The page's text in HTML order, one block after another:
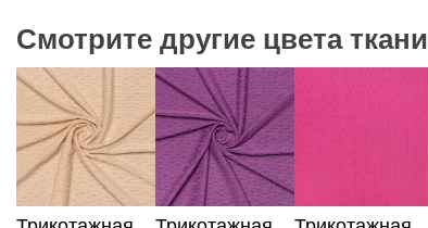
Смотрите другие цвета ткани